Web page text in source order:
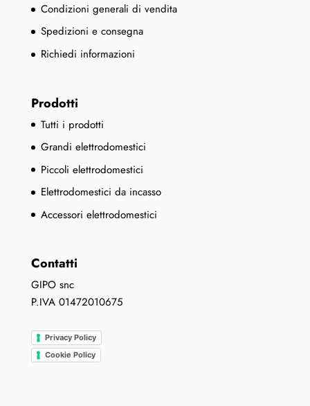
Condizioni generali di vendita
Spedizioni e consegna
Richiedi informazioni
Prodotti
Tutti i prodotti
Grandi elettrodomestici
Piccoli elettrodomestici
Elettrodomestici da incasso
Accessori elettrodomestici
Contatti
GIPO snc
P.IVA 01472010675
Privacy Policy
Cookie Policy